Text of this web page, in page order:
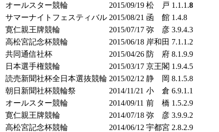
オールスター競輪
2015/09/19 松 戸 1.1.1.8
サマーナイトフェスティバル 2015/08/21 函 館 1.4.8
寛仁親王牌競輪
2015/07/17 弥 彦 3.9.4.3
高松宮記念杯競輪
2015/06/18 岸和田 7.1.1.2
共同通信社杯
2015/04/26 防 府 8.1.9.9
日本選手権競輪
2015/03/17 京王閣 1.9.4.5
読売新聞社杯全日本選抜競輪 2015/02/12 静 岡 8.1.5.8
朝日新聞社杯競輪祭
2014/11/21 小 倉 6.9.1.1
オールスター競輪
2014/09/11 前 橋 1.5.2.9
寛仁親王牌競輪
2014/07/18 弥 彦 3.9.9.2
高松宮記念杯競輪
2014/06/12 宇都宮 2.8.2.9